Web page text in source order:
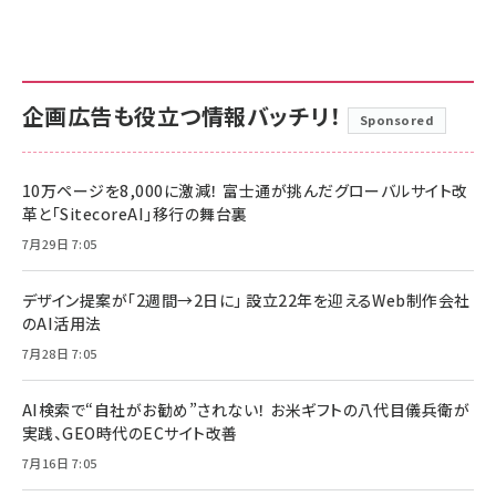
企画広告も役立つ情報バッチリ！ Sponsored
10万ページを8,000に激減！ 富士通が挑んだグローバルサイト改
革と「SitecoreAI」移行の舞台裏
7月29日 7:05
デザイン提案が「2週間→2日に」 設立22年を迎えるWeb制作会社
のAI活用法
7月28日 7:05
AI検索で“自社がお勧め”されない！ お米ギフトの八代目儀兵衛が
実践、GEO時代のECサイト改善
7月16日 7:05